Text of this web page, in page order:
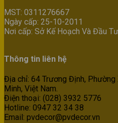
MST: 0311276667
Ngày cấp: 25-10-2011
Nơi cấp: Sở Kế Hoạch Và Đầu
Thông tin liên hệ
Địa chỉ: 64 Trương Định, Phường
Minh, Việt Nam.
Điện thoại: (028) 3932 5776
Hotline: 0947 32 34 38
Email: pvdecor@pvdecor.vn